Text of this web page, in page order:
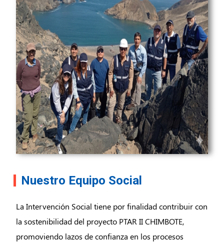
Nuestro Equipo Social
La Intervención Social tiene por finalidad contribuir con
la sostenibilidad del proyecto PTAR II CHIMBOTE,
promoviendo lazos de confianza en los procesos